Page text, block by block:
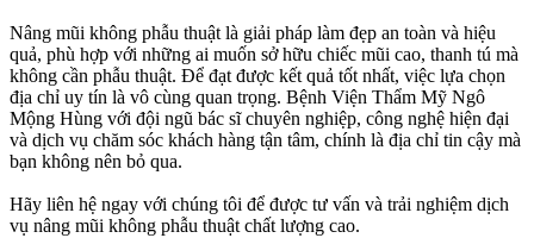
Nâng mũi không phẫu thuật là giải pháp làm đẹp an toàn và hiệu
quả, phù hợp với những ai muốn sở hữu chiếc mũi cao, thanh tú mà
không cần phẫu thuật. Để đạt được kết quả tốt nhất, việc lựa chọn
địa chỉ uy tín là vô cùng quan trọng. Bệnh Viện Thẩm Mỹ Ngô
Mộng Hùng với đội ngũ bác sĩ chuyên nghiệp, công nghệ hiện đại
và dịch vụ chăm sóc khách hàng tận tâm, chính là địa chỉ tin cậy mà
bạn không nên bỏ qua.
Hãy liên hệ ngay với chúng tôi để được tư vấn và trải nghiệm dịch
vụ nâng mũi không phẫu thuật chất lượng cao.